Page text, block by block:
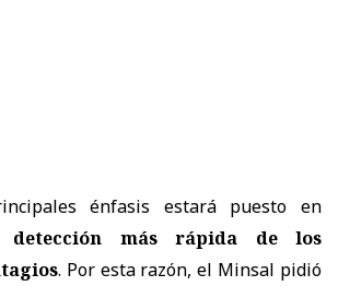
énfasis estará puesto en
detección más rápida de los
. Por esta razón, el Minsal pidió